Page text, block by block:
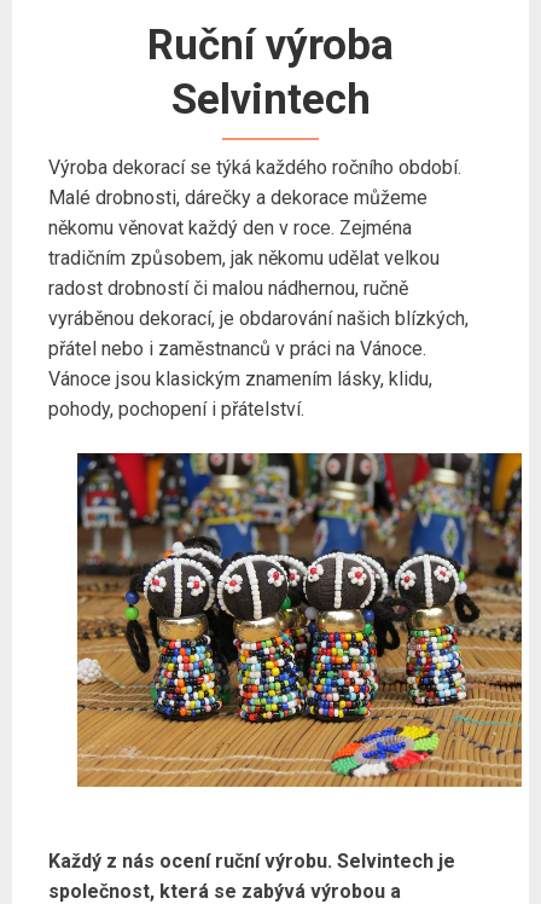
Ruční výroba
Selvintech
Výroba dekorací se týká každého ročního období.
Malé drobnosti, dárečky a dekorace můžeme
někomu věnovat každý den v roce. Zejména
tradičním způsobem, jak někomu udělat velkou
radost drobností či malou nádhernou, ručně
vyráběnou dekorací, je obdarování našich blízkých,
přátel nebo i zaměstnanců v práci na Vánoce.
Vánoce jsou klasickým znamením lásky, klidu,
pohody, pochopení i přátelství.
Každý z nás ocení ruční výrobu. Selvintech je
společnost, která se zabývá výrobou a